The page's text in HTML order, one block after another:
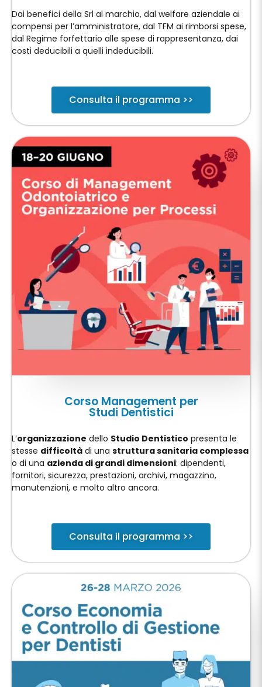
Dai benefici della Srl al marchio, dal welfare aziendale ai
compensi per l’amministratore, dal TFM ai rimborsi spese,
dal Regime forfettario alle spese di rappresentanza, dai
costi deducibili a quelli indeducibili.
Consulta il programma >>
Corso Management per
Studi Dentistici
L’organizzazione dello Studio Dentistico presenta le
stesse difficoltà di una struttura sanitaria complessa
o di una azienda di grandi dimensioni: dipendenti,
fornitori, sicurezza, prestazioni, archivi, magazzino,
manutenzioni, e molto altro ancora.
Consulta il programma >>